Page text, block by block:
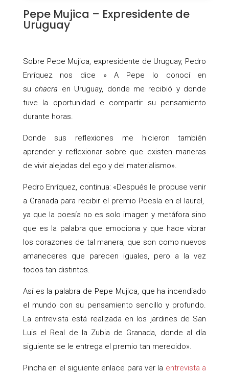
Pepe Mujica – Expresidente de
Uruguay
Sobre Pepe Mujica, expresidente de Uruguay, Pedro
Enríquez nos dice » A Pepe lo conocí en
su chacra en Uruguay, donde me recibió y donde
tuve la oportunidad e compartir su pensamiento
durante horas.
Donde sus reflexiones me hicieron también
aprender y reflexionar sobre que existen maneras
de vivir alejadas del ego y del materialismo».
Pedro Enríquez, continua: «Después le propuse venir
a Granada para recibir el premio Poesía en el laurel,
ya que la poesía no es solo imagen y metáfora sino
que es la palabra que emociona y que hace vibrar
los corazones de tal manera, que son como nuevos
amaneceres que parecen iguales, pero a la vez
todos tan distintos.
Así es la palabra de Pepe Mujica, que ha incendiado
el mundo con su pensamiento sencillo y profundo.
La entrevista está realizada en los jardines de San
Luis el Real de la Zubia de Granada, donde al día
siguiente se le entrega el premio tan merecido».
Pincha en el siguiente enlace para ver la entrevista a